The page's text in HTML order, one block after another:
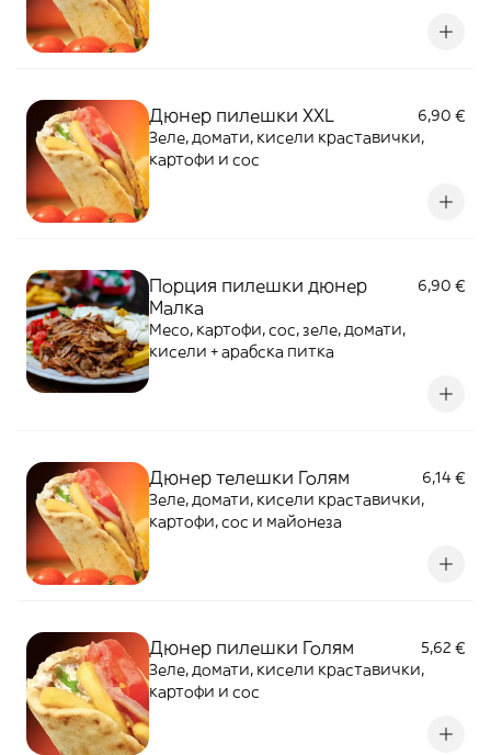
Дюнер пилешки XXL
6,90 €
Зеле, домати, кисели краставички,
картофи и сос
Порция пилешки дюнер
Малка
6,90 €
Месо, картофи, сос, зеле, домати,
кисели + арабска питка
Дюнер телешки Голям
6,14 €
Зеле, домати, кисели краставички,
картофи, сос и майонеза
Дюнер пилешки Голям
5,62 €
Зеле, домати, кисели краставички,
картофи и сос